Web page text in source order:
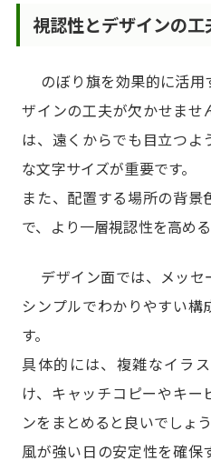
視認性とデザインの工
のぼり旗を効果的に活用
ザインの工夫が欠かせませ
は、遠くからでも目立つよ
な文字サイズが重要です。
また、配置する場所の背景
で、より一層視認性を高め
デザイン面では、メッセ
シンプルでわかりやすい構
す。
具体的には、複雑なイラ
け、キャッチコピーやキー
ンをまとめると良いでしょう
風が強い日の安定性を確保